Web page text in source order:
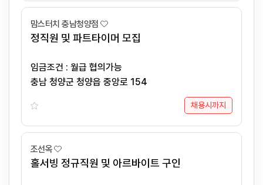
맘스터치 충남청양점
정직원 및 파트타이머 모집
임금조건 : 월급 협의가능
충남 청양군 청양읍 중앙로 154
채용시까지
조선옥
홀서빙 정규직원 및 아르바이트 구인